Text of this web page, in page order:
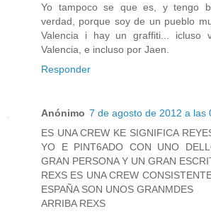
Yo tampoco se que es, y tengo
verdad, porque soy de un pueblo
Valencia i hay un graffiti... icluso
Valencia, e incluso por Jaen.
Responder
Anónimo 7 de agosto de 2012 a las
ES UNA CREW KE SIGNIFICA
YO E PINT6ADO CON UNO
GRAN PERSONA Y UN GRAN
REXS ES UNA CREW
ESPAÑA SON UNOS GRANMDES
ARRIBA REXS